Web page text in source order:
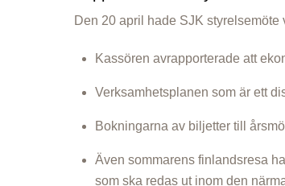
Den 20 april hade SJK
Kassören avrapporterade att
Verksamhetsplanen som är ett
Bokningarna av biljetter till
Även sommarens finlandsresa
som ska redas ut inom den